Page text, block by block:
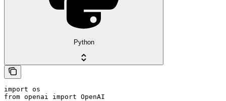
Python
import os
from openai import OpenAI